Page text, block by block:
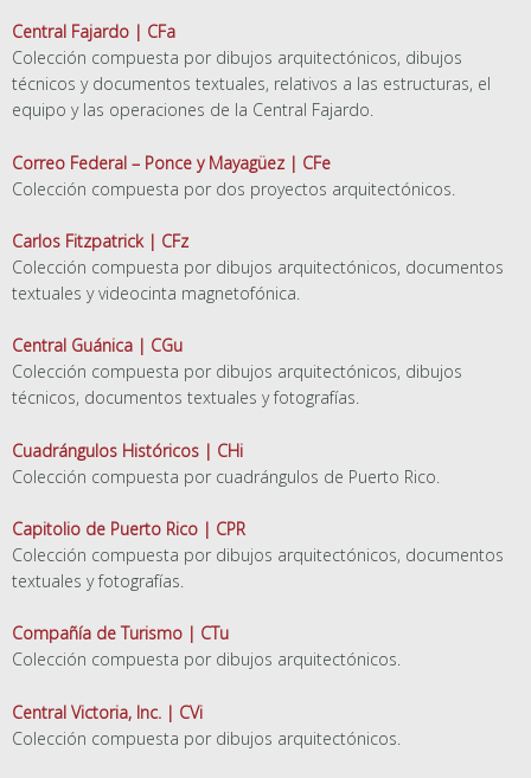
Central Fajardo | CFa
Colección compuesta por dibujos arquitectónicos, dibujos
técnicos y documentos textuales, relativos a las estructuras, el
equipo y las operaciones de la Central Fajardo.
Correo Federal – Ponce y Mayagüez | CFe
Colección compuesta por dos proyectos arquitectónicos.
Carlos Fitzpatrick | CFz
Colección compuesta por dibujos arquitectónicos, documentos
textuales y videocinta magnetofónica.
Central Guánica | CGu
Colección compuesta por dibujos arquitectónicos, dibujos
técnicos, documentos textuales y fotografías.
Cuadrángulos Históricos | CHi
Colección compuesta por cuadrángulos de Puerto Rico.
Capitolio de Puerto Rico | CPR
Colección compuesta por dibujos arquitectónicos, documentos
textuales y fotografías.
Compañía de Turismo | CTu
Colección compuesta por dibujos arquitectónicos.
Central Victoria, Inc. | CVi
Colección compuesta por dibujos arquitectónicos.